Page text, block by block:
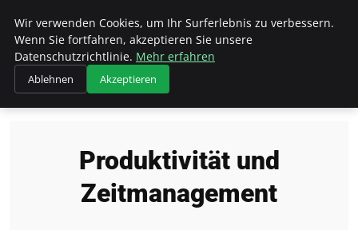
Hellmut Koenigshaus
Startseite Produktivität und Zeitmanagement
Produktivität und
Zeitmanagement
Wir verwenden Cookies, um Ihr Surferlebnis zu verbessern.
Wenn Sie fortfahren, akzeptieren Sie unsere
Datenschutzrichtlinie. Mehr erfahren
Ablehnen Akzeptieren